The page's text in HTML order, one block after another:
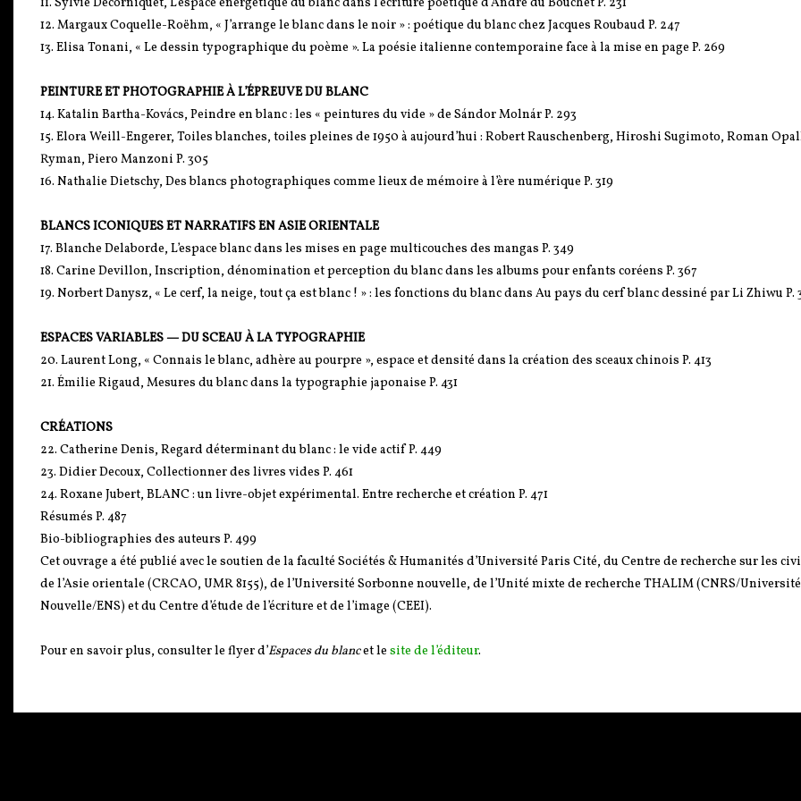
12. Margaux Coquelle-Roëhm, « J’arrange le blanc dans le noir » : poétique du blanc chez Jacques Roubaud P. 247
13. Elisa Tonani, « Le dessin typographique du poème ». La poésie italienne contemporaine face à la mise en page P. 269
PEINTURE ET PHOTOGRAPHIE À L’ÉPREUVE DU BLANC
14. Katalin Bartha-Kovács, Peindre en blanc : les « peintures du vide » de Sándor Molnár P. 293
15. Elora Weill-Engerer, Toiles blanches, toiles pleines de 1950 à aujourd’hui : Robert Rauschenberg, Hiroshi Sugimoto, Roman
Ryman, Piero Manzoni P. 305
16. Nathalie Dietschy, Des blancs photographiques comme lieux de mémoire à l’ère numérique P. 319
BLANCS ICONIQUES ET NARRATIFS EN ASIE ORIENTALE
17. Blanche Delaborde, L’espace blanc dans les mises en page multicouches des mangas P. 349
18. Carine Devillon, Inscription, dénomination et perception du blanc dans les albums pour enfants coréens P. 367
19. Norbert Danysz, « Le cerf, la neige, tout ça est blanc ! » : les fonctions du blanc dans Au pays du cerf blanc dessiné par Li Zhiwu P.
ESPACES VARIABLES — DU SCEAU À LA TYPOGRAPHIE
20. Laurent Long, « Connais le blanc, adhère au pourpre », espace et densité dans la création des sceaux chinois P. 413
21. Émilie Rigaud, Mesures du blanc dans la typographie japonaise P. 431
CRÉATIONS
22. Catherine Denis, Regard déterminant du blanc : le vide actif P. 449
23. Didier Decoux, Collectionner des livres vides P. 461
24. Roxane Jubert, BLANC : un livre-objet expérimental. Entre recherche et création P. 471
Résumés P. 487
Bio-bibliographies des auteurs P. 499
Cet ouvrage a été publié avec le soutien de la faculté Sociétés & Humanités d’Université Paris Cité, du Centre de recherche sur les
de l’Asie orientale (CRCAO, UMR 8155), de l’Université Sorbonne nouvelle, de l’Unité mixte de recherche THALIM (CNRS/
Nouvelle/ENS) et du Centre d’étude de l’écriture et de l’image (CEEI).
Pour en savoir plus, consulter le flyer d’Espaces du blancet le site de l’éditeur.